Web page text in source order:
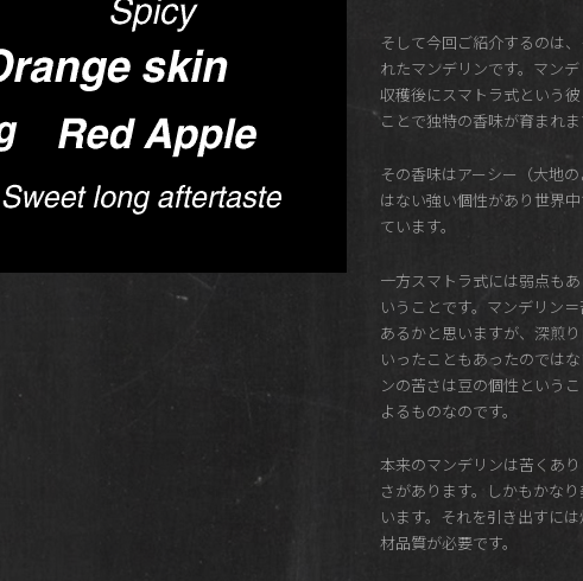
そして今回ご紹介するのは
れたマンデリンです。マン
収穫後にスマトラ式という
ことで独特の香味が育まれま
その香味はアーシー（大地
はない強い個性があり世界
ています。
一方スマトラ式には弱点も
いうことです。マンデリン
あるかと思いますが、深煎
いったこともあったのでは
ンの苦さは豆の個性という
よるものなのです。
本来のマンデリンは苦くあ
さがあります。しかもかな
います。それを引き出すに
材品質が必要です。